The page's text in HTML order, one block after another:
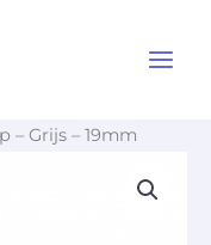
– Grijs – 19mm